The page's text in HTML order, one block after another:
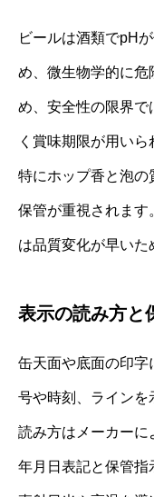
ビールは酒類でpH
め、微生物学的に危
め、安全性の限界で
く賞味期限が用いら
特にホップ香と泡の
保管が重視されます
は品質変化が早いた
表示の読み方と
缶天面や底面の印字
号や時刻、ラインを
読み方はメーカーに
年月日表記と保管指